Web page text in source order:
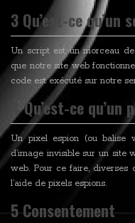
3 Qu’est-ce qu’un
Un script est un morceau
que notre site web
code est exécuté sur notre
4 Qu’est-ce
Un pixel espion (ou balise
d’image invisible sur un site
web. Pour ce faire, diverses
l’aide de pixels espions.
5 Consentement